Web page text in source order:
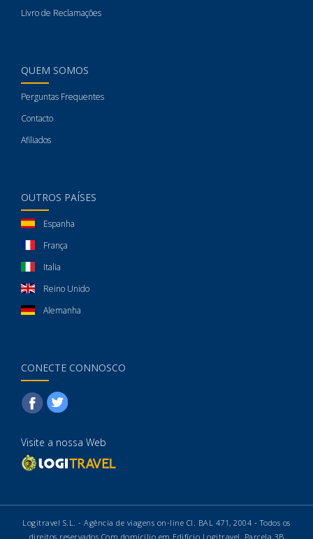
Livro de Reclamações
QUEM SOMOS
Perguntas Frequentes
Contacto
Afiliados
OUTROS PAÍSES
Espanha
França
Italia
Reino Unido
Alemanha
CONECTE CONNOSCO
Visite a nossa Web
Logitravel S.L. - Agência de viagens on-line CI. BAL 471, 2004 - Todos os
direitos reservados Com domicílio em Edifício Logitravel, Parcela 3B